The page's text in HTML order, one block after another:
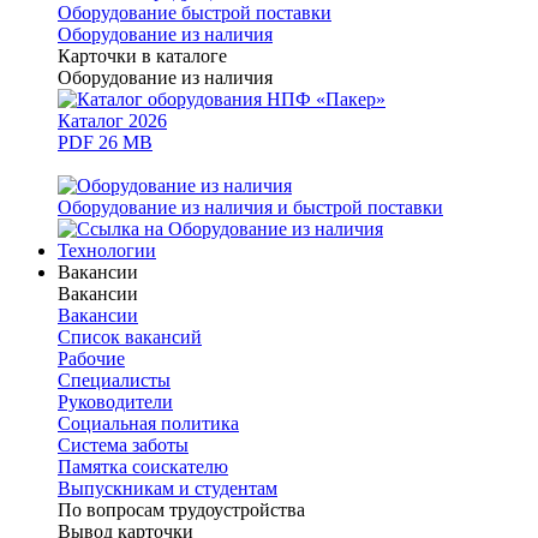
Оборудование быстрой поставки
Оборудование из наличия
Карточки в каталоге
Оборудование из наличия
Каталог 2026
PDF 26 MB
Оборудование из наличия и быстрой поставки
Технологии
Вакансии
Вакансии
Вакансии
Список вакансий
Рабочие
Специалисты
Руководители
Cоциальная политика
Система заботы
Памятка соискателю
Выпускникам и студентам
По вопросам трудоустройства
Вывод карточки